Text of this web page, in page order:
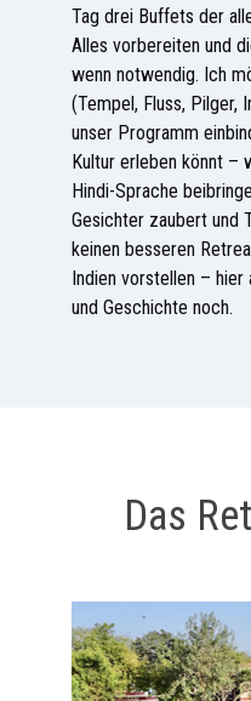
Tag drei Buffets der
Alles vorbereiten und
wenn notwendig. Ich
(Tempel, Fluss, Pilger,
unser Programm
Kultur erleben könnt –
Hindi-Sprache
Gesichter zaubert und
keinen besseren
Indien vorstellen – hier
und Geschichte noch.
Das